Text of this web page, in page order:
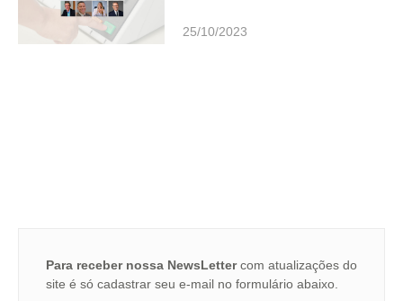
25/10/2023
Para receber nossa NewsLettercom atualizações do
site é só cadastrar seu e-mail no formulário abaixo.